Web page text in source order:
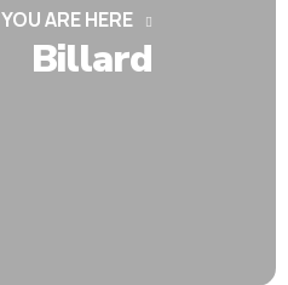
YOU ARE HERE
Billard